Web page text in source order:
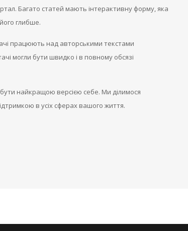
Багато статей мають інтерактивну форму, яка
глибше.
працюють над авторськими текстами
могли бути швидко і в повному обсязі
найкращою версією себе. Ми ділимося
в усіх сферах вашого життя.